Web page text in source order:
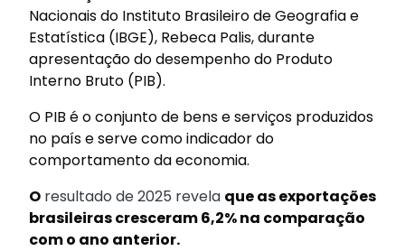
Nacionais do Instituto Brasileiro de Geografia e
Estatística (IBGE), Rebeca Palis, durante
apresentação do desempenho do Produto
Interno Bruto (PIB).
O PIB é o conjunto de bens e serviços produzidos
no país e serve como indicador do
comportamento da economia.
O resultado de 2025 revela que as exportações
brasileiras cresceram 6,2% na comparação
com o ano anterior.